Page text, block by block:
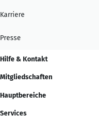
Karriere
Presse
Hilfe & Kontakt
Mitgliedschaften
Hauptbereiche
Services